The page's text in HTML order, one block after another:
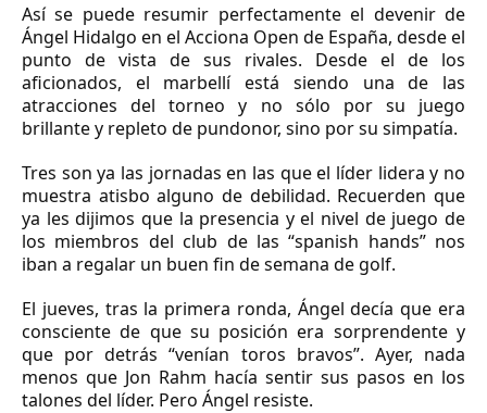
Así se puede resumir perfectamente el devenir de
Ángel Hidalgo en el Acciona Open de España, desde el
punto de vista de sus rivales. Desde el de los
aficionados, el marbellí está siendo una de las
atracciones del torneo y no sólo por su juego
brillante y repleto de pundonor, sino por su simpatía.
Tres son ya las jornadas en las que el líder lidera y no
muestra atisbo alguno de debilidad. Recuerden que
ya les dijimos que la presencia y el nivel de juego de
los miembros del club de las “spanish hands” nos
iban a regalar un buen fin de semana de golf.
El jueves, tras la primera ronda, Ángel decía que era
consciente de que su posición era sorprendente y
que por detrás “venían toros bravos”. Ayer, nada
menos que Jon Rahm hacía sentir sus pasos en los
talones del líder. Pero Ángel resiste.